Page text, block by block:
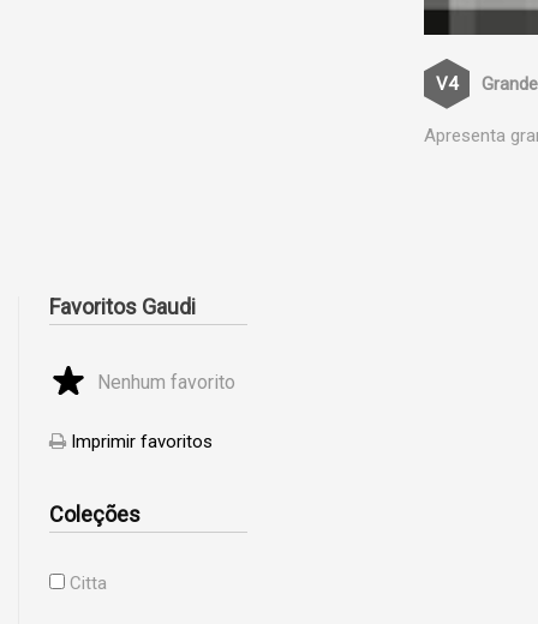
Apresenta
Favoritos Gaudi
Nenhum favorito
Imprimir favoritos
Coleções
Citta